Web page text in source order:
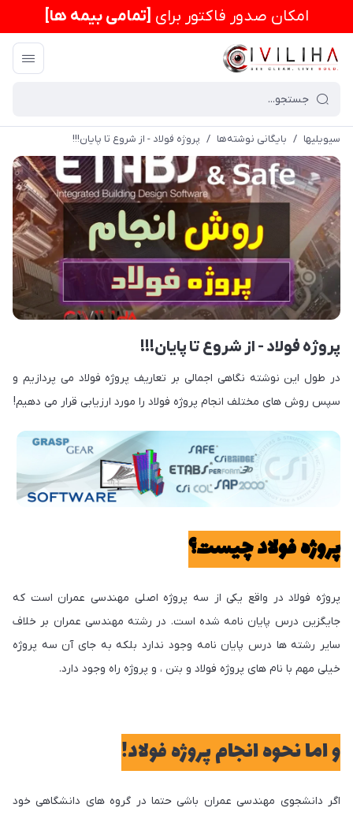
امكان صدور فاکتور برای [تمامی بیمه ها]
سیویلیها / بایگانی نوشته‌ها / پروژه فولاد - از شروع تا پایان!!!
پروژه فولاد - از شروع تا پایان!!!
در طول این نوشته نگاهی اجمالی بر تعاریف پروژه فولاد می پردازیم و
سپس روش های مختلف انجام پروژه فولاد را مورد ارزیابی قرار می دهیم!
پروژه فولاد چیست؟
پروژه فولاد در واقع یکی از سه پروژه اصلی مهندسی عمران است که
جایگزین درس پایان نامه شده است. در رشته مهندسی عمران بر خلاف
سایر رشته ها درس پایان نامه وجود ندارد بلکه به جای آن سه پروژه
خیلی مهم با نام های پروژه فولاد و بتن ، و پروژه راه وجود دارد.
و اما نحوه انجام پروژه فولاد!
اگر دانشجوی مهندسی عمران باشی حتما در گروه های دانشگاهی خود